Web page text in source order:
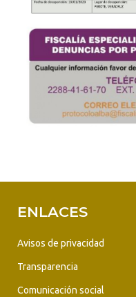
ENLACES
Avisos de privacidad
Transparencia
Comunicación social